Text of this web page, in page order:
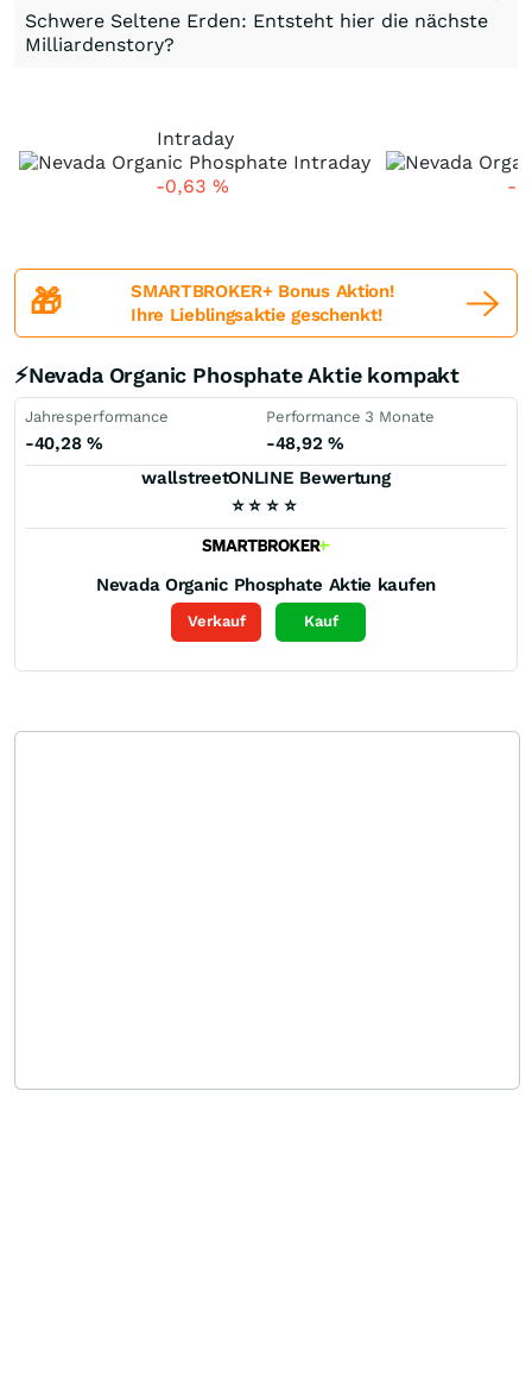
Schwere Seltene Erden: Entsteht hier die nächste
Milliardenstory?
Intraday
-0,63 % -
🎁
SMARTBROKER+ Bonus Aktion!
Ihre Lieblingsaktie geschenkt!
⚡Nevada Organic Phosphate Aktie kompakt
Jahresperformance
-40,28 %
Performance 3 Monate
-48,92 %
wallstreetONLINE Bewertung
⭐ ⭐ ⭐ ⭐
Nevada Organic Phosphate Aktie kaufen
Verkauf Kauf